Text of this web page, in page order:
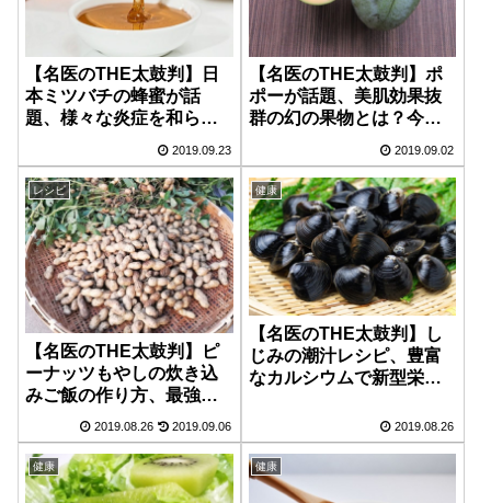
【名医のTHE太鼓判】日
本ミツバチの蜂蜜が話
題、様々な炎症を和らげ
2019.09.23
【名医のTHE太鼓判】ポ
ポーが話題、美肌効果抜
群の幻の果物とは？今の
2日】
2019.09.02
レシピ
【名医のTHE太鼓判】ピ
ーナッツもやしの炊き込
みご飯の作り方、最強ダ
イエットレシピ【8月26
日】
2019.08.26 2019.09.06
健康
【名医のTHE太鼓判】し
じみの潮汁レシピ、豊富
なカルシウムで新型栄養
2019.08.26
健康 健康